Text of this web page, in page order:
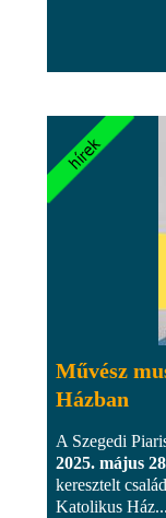
Művész
Házban
A Szegedi
2025. május
keresztelt
Katolikus Ház...